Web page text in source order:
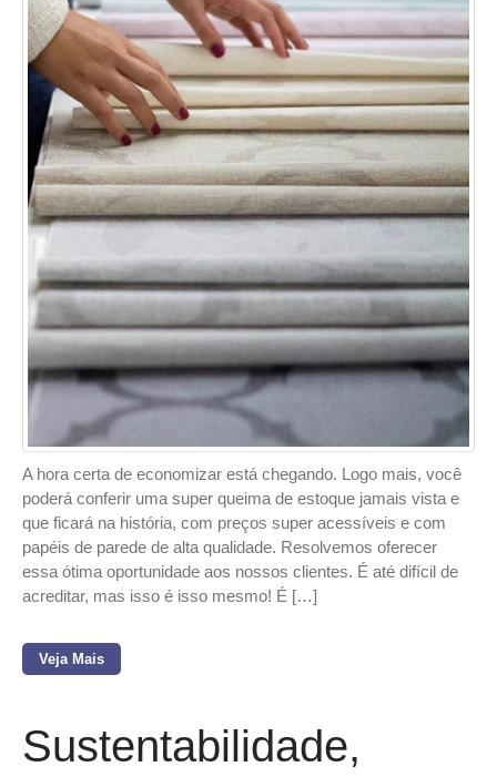
A hora certa de economizar está chegando. Logo mais, você
poderá conferir uma super queima de estoque jamais vista e
que ficará na história, com preços super acessíveis e com
papéis de parede de alta qualidade. Resolvemos oferecer
essa ótima oportunidade aos nossos clientes. É até difícil de
acreditar, mas isso é isso mesmo! É […]
Veja Mais
Sustentabilidade,